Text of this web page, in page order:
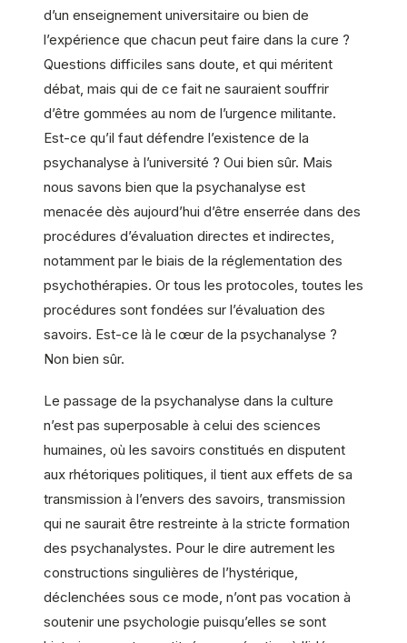
d’un enseignement universitaire ou bien de
l’expérience que chacun peut faire dans la cure ?
Questions difficiles sans doute, et qui méritent
débat, mais qui de ce fait ne sauraient souffrir
d’être gommées au nom de l’urgence militante.
Est-ce qu’il faut défendre l’existence de la
psychanalyse à l’université ? Oui bien sûr. Mais
nous savons bien que la psychanalyse est
menacée dès aujourd’hui d’être enserrée dans des
procédures d’évaluation directes et indirectes,
notamment par le biais de la réglementation des
psychothérapies. Or tous les protocoles, toutes les
procédures sont fondées sur l’évaluation des
savoirs. Est-ce là le cœur de la psychanalyse ?
Non bien sûr.
Le passage de la psychanalyse dans la culture
n’est pas superposable à celui des sciences
humaines, où les savoirs constitués en disputent
aux rhétoriques politiques, il tient aux effets de sa
transmission à l’envers des savoirs, transmission
qui ne saurait être restreinte à la stricte formation
des psychanalystes. Pour le dire autrement les
constructions singulières de l’hystérique,
déclenchées sous ce mode, n’ont pas vocation à
soutenir une psychologie puisqu’elles se sont